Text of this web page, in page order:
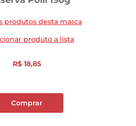
produtos desta marca
produto a lista
R$ 18,85
Comprar